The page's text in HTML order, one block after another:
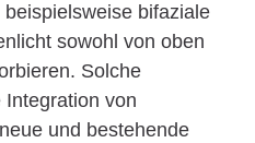
bifaziale
sowohl von oben
Solche
von
und bestehende